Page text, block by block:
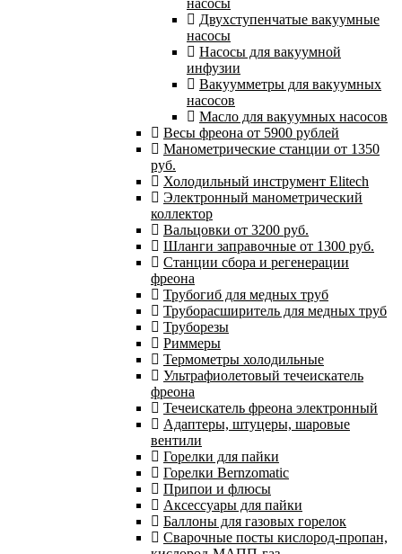
насосы
Двухступенчатые вакуумные
насосы
Насосы для вакуумной
инфузии
Вакуумметры для вакуумных
насосов
Масло для вакуумных насосов
Весы фреона от 5900 рублей
Манометрические станции от 1350
руб.
Холодильный инструмент Elitech
Электронный манометрический
коллектор
Вальцовки от 3200 руб.
Шланги заправочные от 1300 руб.
Станции сбора и регенерации
фреона
Трубогиб для медных труб
Труборасширитель для медных труб
Труборезы
Риммеры
Термометры холодильные
Ультрафиолетовый течеискатель
фреона
Течеискатель фреона электронный
Адаптеры, штуцеры, шаровые
вентили
Горелки для пайки
Горелки Bernzomatic
Припои и флюсы
Аксессуары для пайки
Баллоны для газовых горелок
Сварочные посты кислород-пропан,